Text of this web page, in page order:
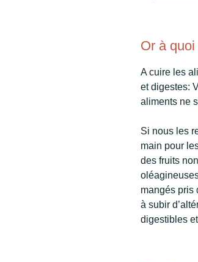
Or à
A cuire les
et digestes:
aliments ne
Si nous les
main pour
des fruits
mangés pris
à subir
digestibles